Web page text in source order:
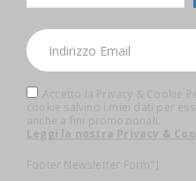
Accetto la Privacy & Cookie
cookie salvino i miei dati per
anche a fini promozionali.
Leggi la nostra Privacy &
Footer Newsletter Form"]